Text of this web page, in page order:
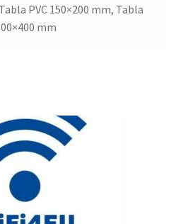
PVC 150×200 mm, Tabla
mm